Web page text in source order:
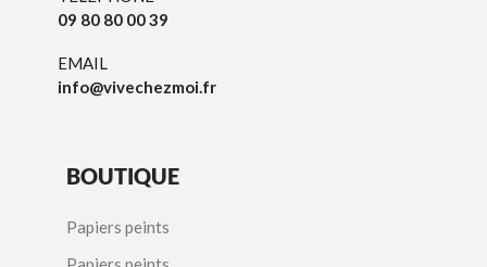
09 80 80 00 39
EMAIL
info@vivechezmoi.fr
BOUTIQUE
Papiers peints